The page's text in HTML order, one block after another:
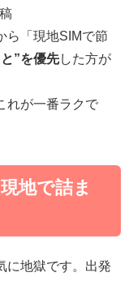
ら「現地SIMで節
”を優先した方が
れが一番ラクで
地で詰ま
に地獄です。出発